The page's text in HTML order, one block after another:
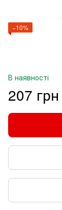
−10%
В наявності
207 грн